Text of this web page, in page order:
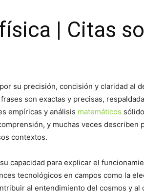
| Citas
su precisión, concisión y claridad al
son exactas y precisas,
empíricas y análisis matemáticos
y muchas veces describen
contextos.
capacidad para explicar el
tecnológicos en campos como la
al entendimiento del cosmos y al